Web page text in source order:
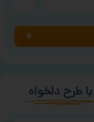
با طرح دلخواه